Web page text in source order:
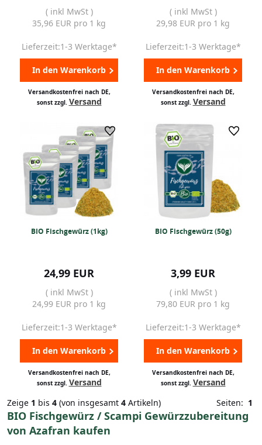
( inkl MwSt )
35,96 EUR pro 1 kg
Lieferzeit:1-3 Werktage*
In den Warenkorb
Versandkostenfrei nach DE,
sonst zzgl. Versand
( inkl MwSt )
29,98 EUR pro 1 kg
Lieferzeit:1-3 Werktage*
In den Warenkorb
Versandkostenfrei nach DE,
sonst zzgl. Versand
BIO Fischgewürz (1kg)
24,99 EUR
( inkl MwSt )
24,99 EUR pro 1 kg
Lieferzeit:1-3 Werktage*
In den Warenkorb
Versandkostenfrei nach DE,
sonst zzgl. Versand
BIO Fischgewürz (50g)
3,99 EUR
( inkl MwSt )
79,80 EUR pro 1 kg
Lieferzeit:1-3 Werktage*
In den Warenkorb
Versandkostenfrei nach DE,
sonst zzgl. Versand
Zeige 1 bis 4 (von insgesamt 4 Artikeln) Seiten: 1
BIO Fischgewürz / Scampi Gewürzzubereitung
von Azafran kaufen